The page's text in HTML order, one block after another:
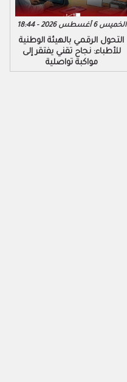
الخميس 6 أغسطس 2026 - 18:44
التحول الرقمي بالهيئة الوطنية
للأطباء: نجاح تقني يفتقر إلى
مواكبة تواصلية